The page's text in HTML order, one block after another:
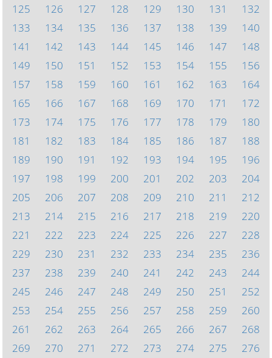
125
126 127 128 129 130 131
132
133
134 135 136 137 138 139
140
141
142 143 144 145 146 147
148
149
150 151 152 153 154 155
156
157
158 159 160 161 162 163
164
165
166 167 168 169 170 171
172
173
174 175 176 177 178 179
180
181
182 183 184 185 186 187
188
189
190 191 192 193 194 195
196
197
198 199 200 201 202 203
204
205
206 207 208 209 210 211
212
213
214 215 216 217 218 219
220
221
222 223 224 225 226 227
228
229
230 231 232 233 234 235
236
237
238 239 240 241 242 243
244
245
246 247 248 249 250 251
252
253
254 255 256 257 258 259
260
261
262 263 264 265 266 267
268
269
270 271 272 273 274 275
276